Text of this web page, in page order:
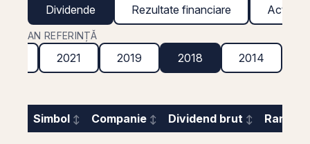
Dividende Rezultate financiare Acțiuni
AN REFERINȚĂ
2021 2019 2018 2014
Simbol Companie Dividend brut